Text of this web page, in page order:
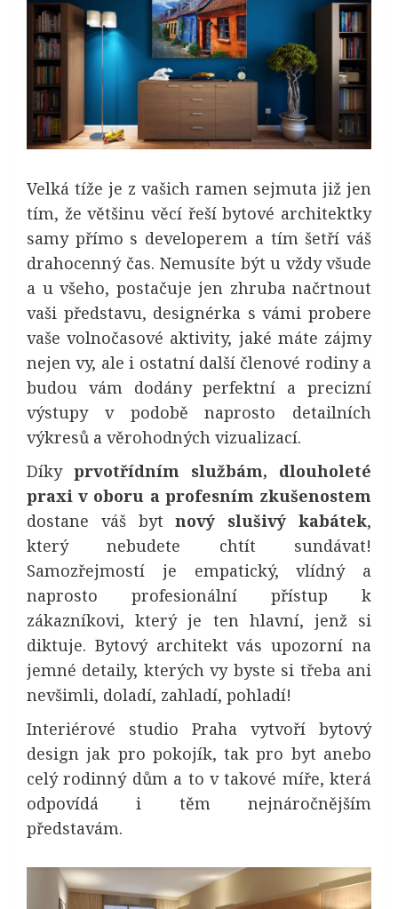
Velká tíže je z vašich ramen sejmuta již jen
tím, že většinu věcí řeší bytové architektky
samy přímo s developerem a tím šetří váš
drahocenný čas. Nemusíte být u vždy všude
a u všeho, postačuje jen zhruba načrtnout
vaši představu, designérka s vámi probere
vaše volnočasové aktivity, jaké máte zájmy
nejen vy, ale i ostatní další členové rodiny a
budou vám dodány perfektní a precizní
výstupy v podobě naprosto detailních
výkresů a věrohodných vizualizací.
Díky prvotřídním službám, dlouholeté
praxi v oboru a profesním zkušenostem
dostane váš bytnový slušivý kabátek,
který nebudete chtít sundávat!
Samozřejmostí je empatický, vlídný a
naprosto profesionální přístup k
zákazníkovi, který je ten hlavní, jenž si
diktuje. Bytový architekt vás upozorní na
jemné detaily, kterých vy byste si třeba ani
nevšimli, doladí, zahladí, pohladí!
Interiérové studio Praha vytvoří bytový
design jak pro pokojík, tak pro byt anebo
celý rodinný dům a to v takové míře, která
odpovídá i těm nejnáročnějším
představám.